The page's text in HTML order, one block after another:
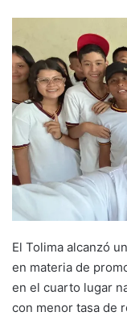
El Tolima alcanzó
en materia de
en el cuarto lugar
con menor tasa de